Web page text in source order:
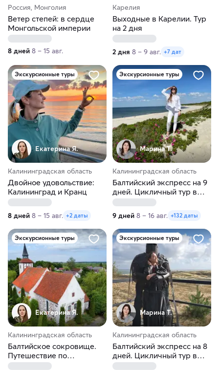
Россия, Монголия
Ветер степей: в сердце
Монгольской империи
8 дней 8 – 15 авг.
Карелия
Выходные в Карелии. Тур
на 2 дня
2 дня 8 – 9 авг. +7 дат
Экскурсионные туры
Екатерина Я.
Калининградская область
Двойное удовольствие:
Калининград и Кранц
8 дней 8 – 15 авг. +2 даты
Экскурсионные туры
Марина Т.
Калининградская область
Балтийский экспресс на 9
дней. Цикличный тур в
Калининград
9 дней 8 – 16 авг. +132 даты
Экскурсионные туры
Екатерина Я.
Калининградская область
Балтийское сокровище.
Путешествие по
Калининграду и области.
Экскурсионные туры
Марина Т.
Калининградская область
Балтийский экспресс на 8
дней. Цикличный тур в
Калининград